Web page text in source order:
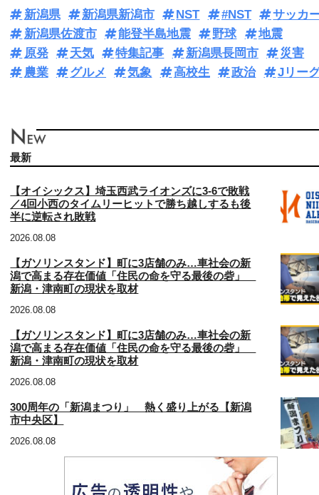
新潟県 新潟県新潟市 NST #NST
サッカ
新潟県佐渡市
能登半島地震 野球
地震
原発
天気 特集記事 新潟県長岡市
災害
農業
グルメ 気象 高校生 政治 Jリー
最新
【オイシックス】埼玉西武ライオンズに3‐6で敗戦
／4回小西のタイムリーヒットで勝ち越しするも後
半に逆転され敗戦
2026.08.08
【ガソリンスタンド】町に3店舗のみ…車社会の新
潟で高まる存在価値「住民の命を守る最後の砦」
新潟・津南町の現状を取材
2026.08.08
【ガソリンスタンド】町に3店舗のみ…車社会の新
潟で高まる存在価値「住民の命を守る最後の砦」
新潟・津南町の現状を取材
2026.08.08
300周年の「新潟まつり」 熱く盛り上がる【新潟
市中央区】
2026.08.08